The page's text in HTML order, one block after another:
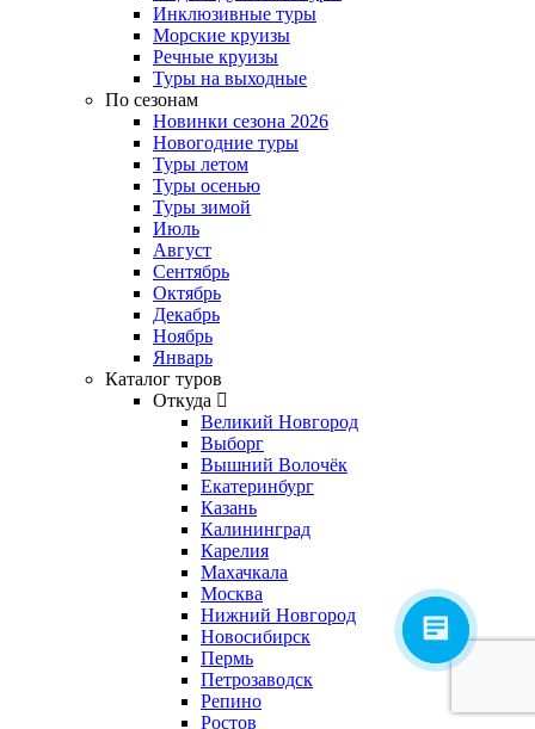
Инклюзивные туры
Морские круизы
Речные круизы
Туры на выходные
По сезонам
Новинки сезона 2026
Новогодние туры
Туры летом
Туры осенью
Туры зимой
Июль
Август
Сентябрь
Октябрь
Декабрь
Ноябрь
Январь
Каталог туров
Откуда
Великий Новгород
Выборг
Вышний Волочёк
Екатеринбург
Казань
Калининград
Карелия
Махачкала
Москва
Нижний Новгород
Новосибирск
Пермь
Петрозаводск
Репино
Ростов